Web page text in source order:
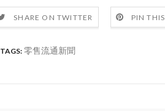
SHARE ON TWITTER PIN
TAGS: 零售流通新聞